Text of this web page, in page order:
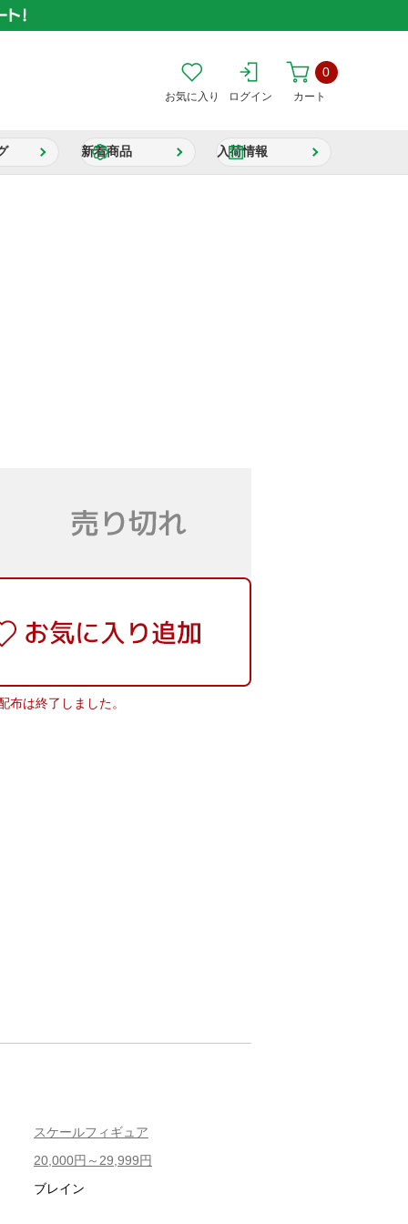
お気に入り ログイン カート
0
新着商品 入荷情報
布は終了しました。
スケールフィギュア
20,000円～29,999円
ブレイン